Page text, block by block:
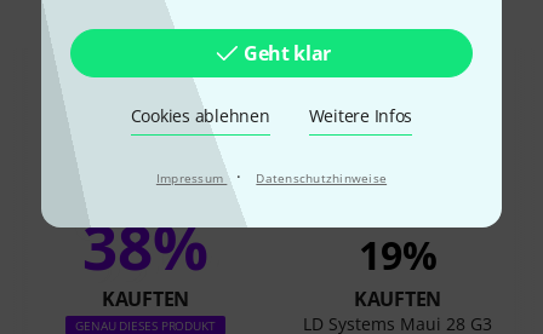
Geht klar
Cookies ablehnen Weitere Infos
Impressum · Datenschutzhinweise
Produkt angesehen haben
38%
KAUFTEN
GENAU DIESES PRODUKT
19%
KAUFTEN
LD Systems Maui 28 G3